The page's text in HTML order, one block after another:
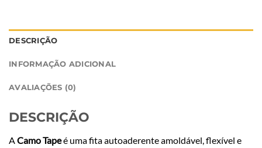
DESCRIÇÃO
INFORMAÇÃO ADICIONAL
AVALIAÇÕES (0)
DESCRIÇÃO
A Camo Tapeé uma fita autoaderente amoldável, flexível e